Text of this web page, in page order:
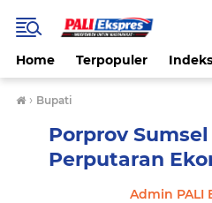
Home Terpopuler Indeks
› Bupati
Porprov
Perputaran
Admin PALI